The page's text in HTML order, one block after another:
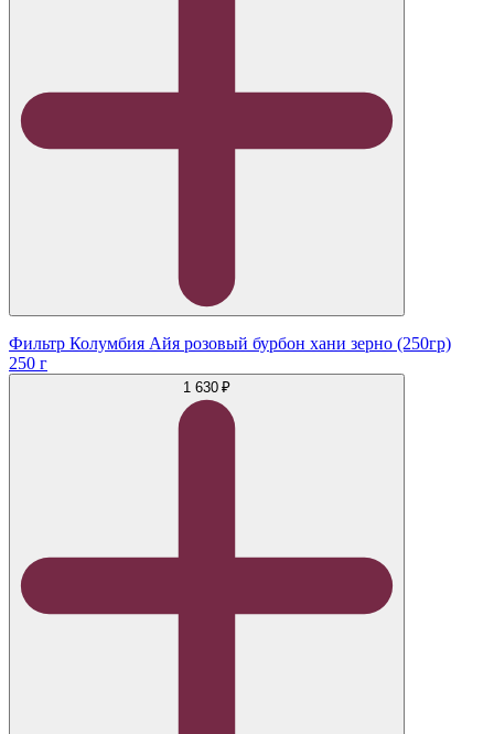
Фильтр Колумбия Айя розовый бурбон хани зерно (250гр)
250 г
1 630 ₽